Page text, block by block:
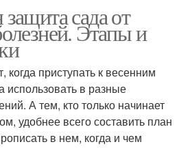
сада от
Этапы и
приступать к весенним
использовать в разные
А тем, кто только начинает
удобнее всего составить план
в нем, когда и чем